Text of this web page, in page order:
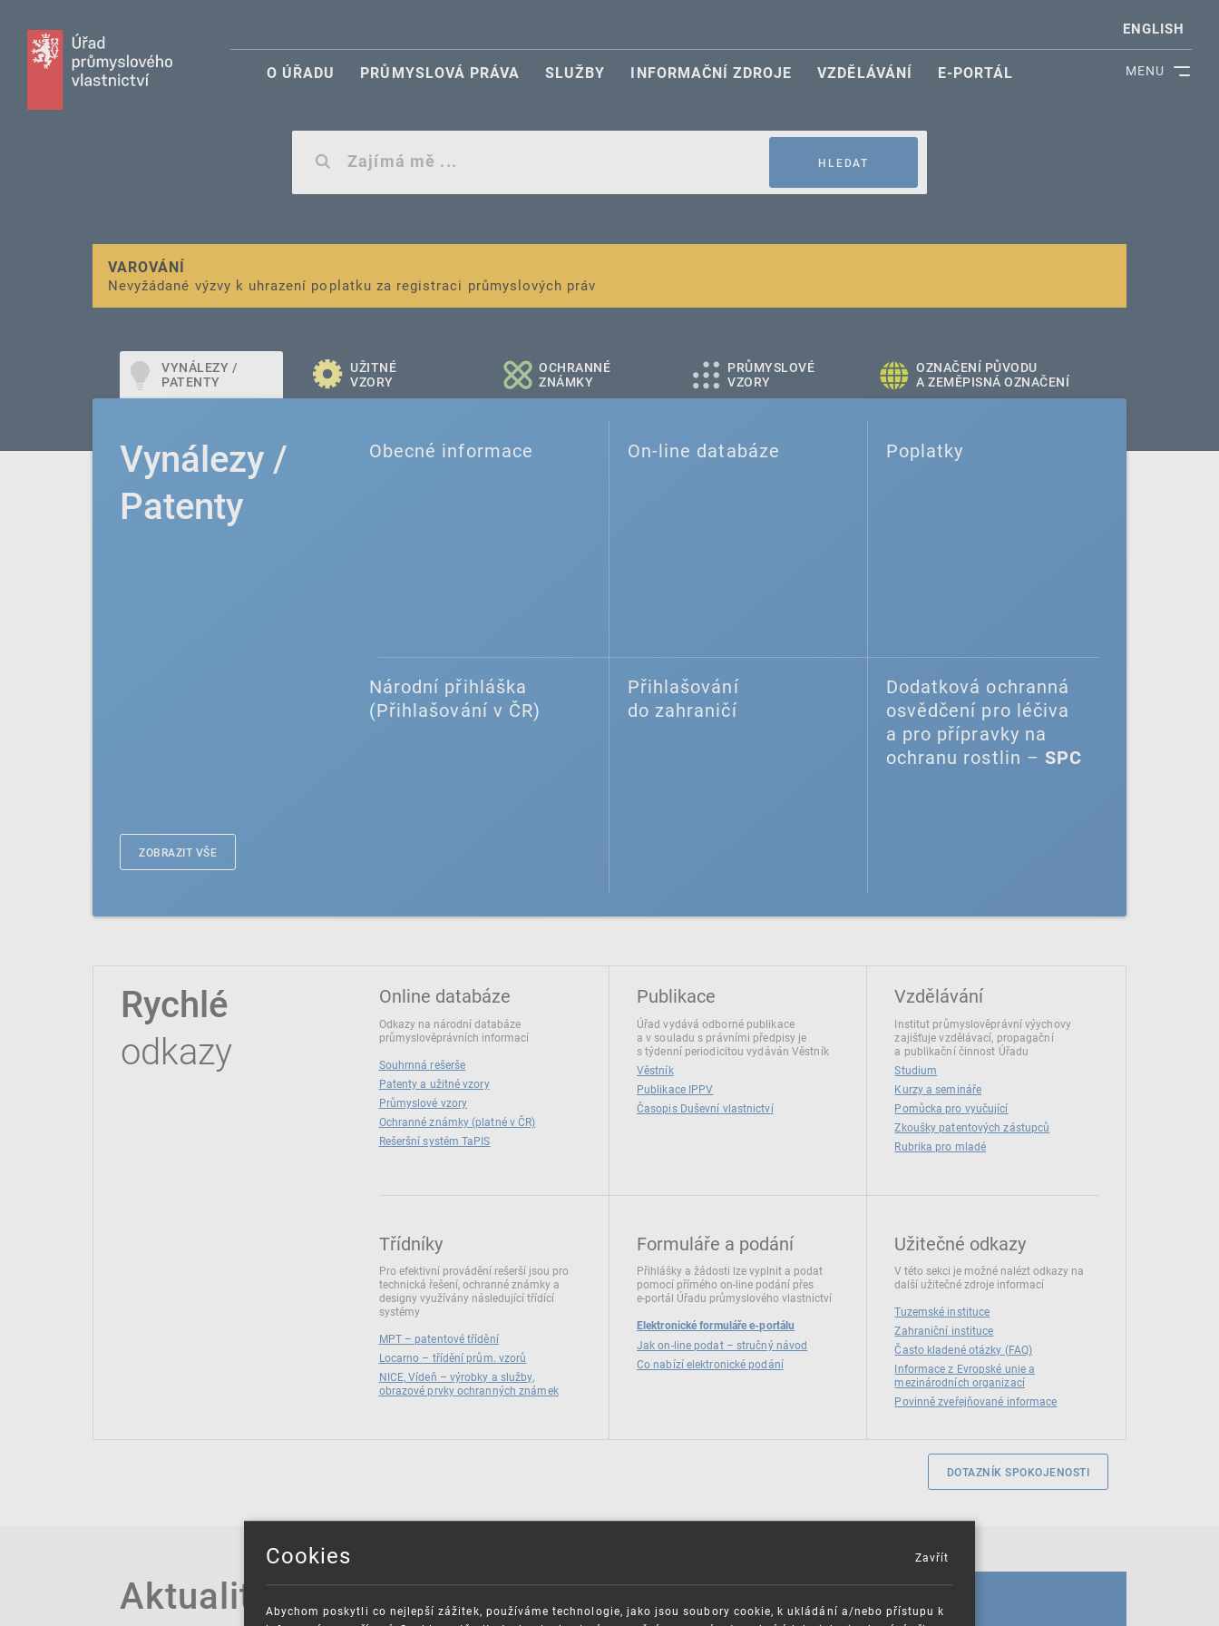
MENU
ENGLISH
O ÚŘADU PRŮMYSLOVÁ PRÁVA SLUŽBY INFORMAČNÍ ZDROJE VZDĚLÁVÁNÍ E-PORTÁL
HLEDAT
VAROVÁNÍ
Nevyžádané výzvy k uhrazení poplatku za registraci průmyslových práv
Finanční podpora
pro správu duševního vlastnictví pro malé a střední podniky
VYNÁLEZY /
PATENTY
UŽITNÉ
VZORY
OCHRANNÉ
ZNÁMKY
PRŮMYSLOVÉ
VZORY
OZNAČENÍ PŮVODU
A ZEMĚPISNÁ OZNAČENÍ
Vynálezy /
Patenty
Obecné informace On-line databáze Poplatky
Národní přihláška
(Přihlašování v ČR)
Přihlašování
do zahraničí
Dodatková ochranná
osvědčení pro léčiva
a pro přípravky na
ochranu rostlin – SPC
ZOBRAZIT VŠE
Rychlé
odkazy
Online databáze
Odkazy na národní databáze
průmyslověprávních informací
Souhrnná rešerše
Patenty a užitné vzory
Průmyslové vzory
Ochranné známky (platné v ČR)
Rešeršní systém TaPIS
Publikace
Úřad vydává odborné publikace
a v souladu s právními předpisy je
s týdenní periodicitou vydáván Věstník
Věstník
Publikace IPPV
Časopis Duševní vlastnictví
Vzdělávání
Institut průmyslověprávní výychovy
zajišťuje vzdělávací, propagační
a publikační činnost Úřadu
Studium
Kurzy a semináře
Pomůcka pro vyučující
Zkoušky patentových zástupců
Rubrika pro mladé
Třídníky
Pro efektivní provádění rešerší jsou pro
technická řešení, ochranné známky a
designy využívány následující třídící
systémy
MPT – patentové třídění
Locarno – třídění prům. vzorů
NICE, Vídeň – výrobky a služby,
obrazové prvky ochranných známek
Formuláře a podání
Přihlášky a žádosti lze vyplnit a podat
pomocí přímého on‑line podání přes
e‑portál Úřadu průmyslového vlastnictví
Elektronické formuláře e-portálu
Jak on-line podat – stručný návod
Co nabízí elektronické podání
Užitečné odkazy
V této sekci je možné nalézt odkazy na
další užitečné zdroje informací
Tuzemské instituce
Zahraniční instituce
Často kladené otázky (FAQ)
Informace z Evropské unie a
mezinárodních organizací
Povinně zveřejňované informace
DOTAZNÍK SPOKOJENOSTI
Aktuality KALENDÁŘ
Cookies
Abychom poskytli co nejlepší zážitek, používáme technologie, jako jsou soubory cookie, k ukládání a/nebo přístupu k
Zavřít